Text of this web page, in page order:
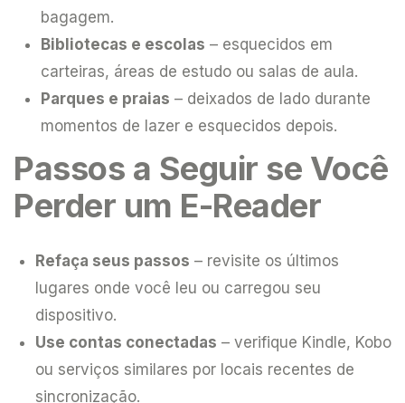
bagagem.
Bibliotecas e escolas – esquecidos em
carteiras, áreas de estudo ou salas de aula.
Parques e praias – deixados de lado durante
momentos de lazer e esquecidos depois.
Passos a Seguir se Você
Perder um E-Reader
Refaça seus passos – revisite os últimos
lugares onde você leu ou carregou seu
dispositivo.
Use contas conectadas – verifique Kindle, Kobo
ou serviços similares por locais recentes de
sincronização.